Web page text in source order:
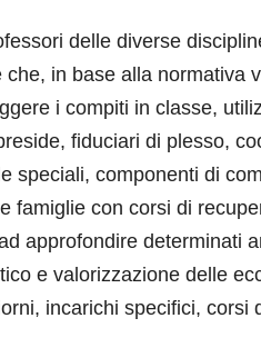
delle diverse
in base alla normativa
i compiti in classe,
fiduciari di plesso,
speciali, componenti di
famiglie con corsi di
approfondire determinati
e valorizzazione delle
incarichi specifici, corsi